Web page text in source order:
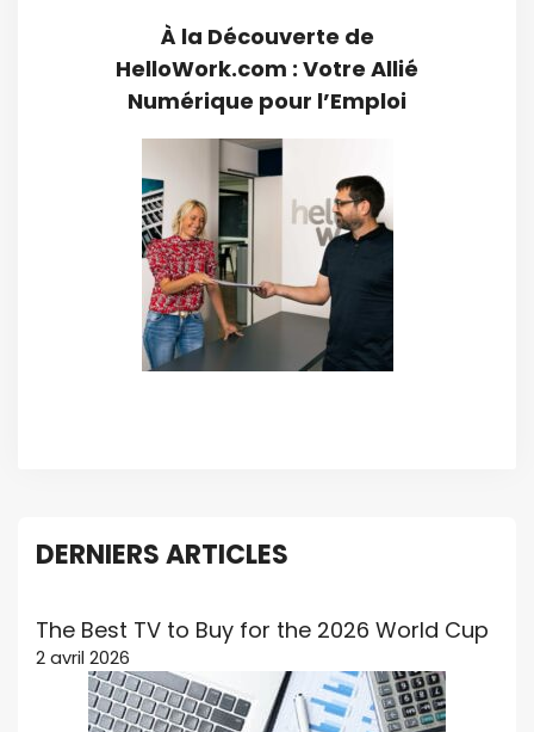
À la Découverte de
HelloWork.com : Votre Allié
Numérique pour l’Emploi
DERNIERS ARTICLES
The Best TV to Buy for the 2026 World Cup
2 avril 2026